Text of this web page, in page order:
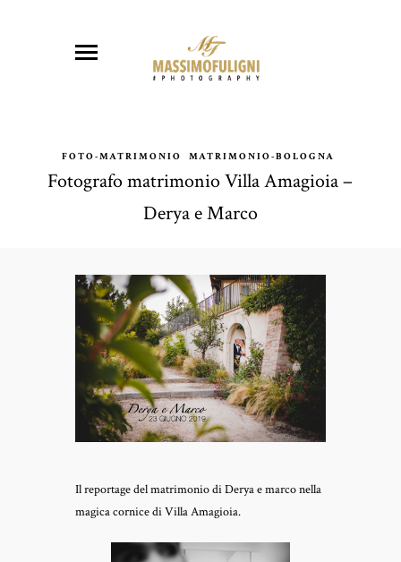
FOTO-MATRIMONIO MATRIMONIO-BOLOGNA
Fotografo matrimonio Villa Amagioia –
Derya e Marco
Il reportage del matrimonio di Derya e marco nella
magica cornice di Villa Amagioia.